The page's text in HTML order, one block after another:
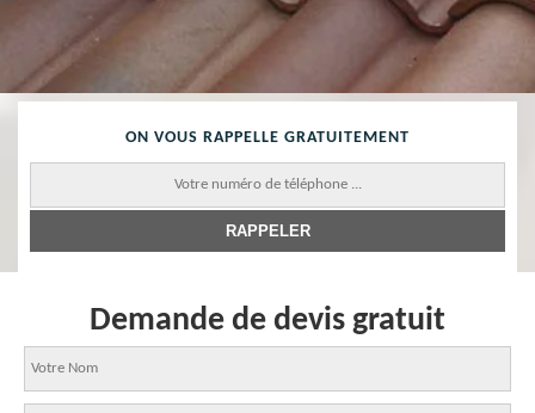
ON VOUS RAPPELLE GRATUITEMENT
Demande de devis gratuit